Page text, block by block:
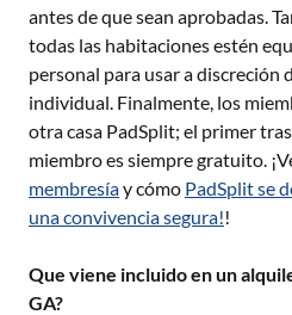
antes de que sean aprobadas.
todas las habitaciones estén
personal para usar a discreción
individual. Finalmente, los
otra casa PadSplit; el primer
miembro es siempre gratuito.
membresíay cómo PadSplit se
una convivencia segura!!
Que viene incluido en un
GA?